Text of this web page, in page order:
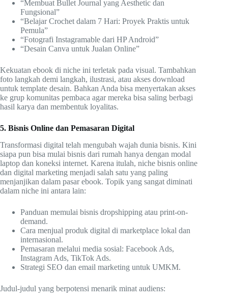
“Membuat Bullet Journal yang Aesthetic dan
Fungsional”
“Belajar Crochet dalam 7 Hari: Proyek Praktis untuk
Pemula”
“Fotografi Instagramable dari HP Android”
“Desain Canva untuk Jualan Online”
Kekuatan ebook di niche ini terletak pada visual. Tambahkan
foto langkah demi langkah, ilustrasi, atau akses download
untuk template desain. Bahkan Anda bisa menyertakan akses
ke grup komunitas pembaca agar mereka bisa saling berbagi
hasil karya dan membentuk loyalitas.
5. Bisnis Online dan Pemasaran Digital
Transformasi digital telah mengubah wajah dunia bisnis. Kini
siapa pun bisa mulai bisnis dari rumah hanya dengan modal
laptop dan koneksi internet. Karena itulah, niche bisnis online
dan digital marketing menjadi salah satu yang paling
menjanjikan dalam pasar ebook. Topik yang sangat diminati
dalam niche ini antara lain:
Panduan memulai bisnis dropshipping atau print-on-
demand.
Cara menjual produk digital di marketplace lokal dan
internasional.
Pemasaran melalui media sosial: Facebook Ads,
Instagram Ads, TikTok Ads.
Strategi SEO dan email marketing untuk UMKM.
Judul-judul yang berpotensi menarik minat audiens: